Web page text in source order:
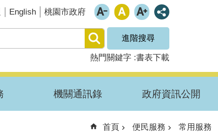
English 桃園市政府
進階搜尋
熱門關鍵字 書表下載
機關通訊錄 政府資訊公開
首頁 便民服務 常用服務